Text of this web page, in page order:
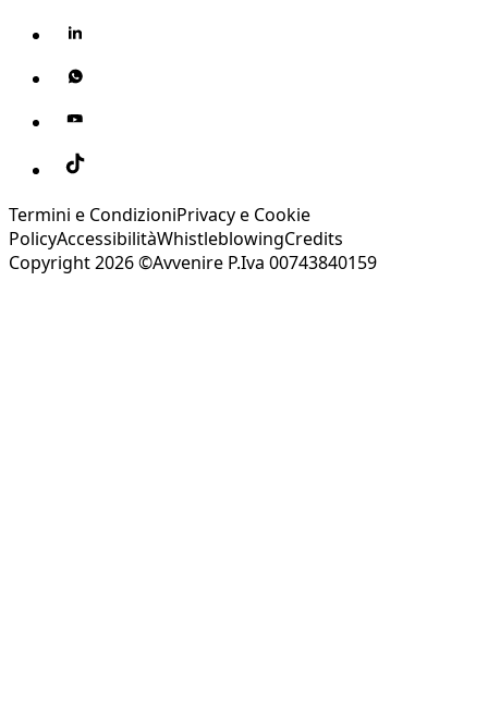
Termini e CondizioniPrivacy e Cookie
PolicyAccessibilitàWhistleblowingCredits
Copyright 2026 ©Avvenire P.Iva 00743840159